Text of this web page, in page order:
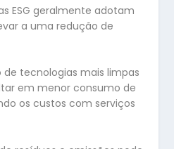
ESG geralmente adotam
a uma redução de
de tecnologias mais limpas
em menor consumo de
os custos com serviços